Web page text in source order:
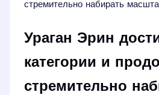
стремительно набирать
Ураган Эрин
категории и
стремительно